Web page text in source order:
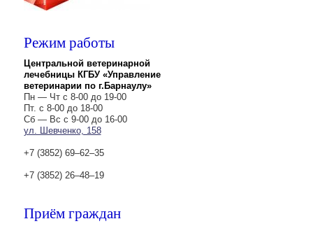
Режим работы
Центральной ветеринарной
лечебницы КГБУ «Управление
ветеринарии по г.Барнаулу»
Пн — Чт с 8-00 до 19-00
Пт. с 8-00 до 18-00
Сб — Вс с 9-00 до 16-00
ул. Шевченко, 158
+7 (3852) 69‒62‒35
+7 (3852) 26‒48‒19
Приём граждан